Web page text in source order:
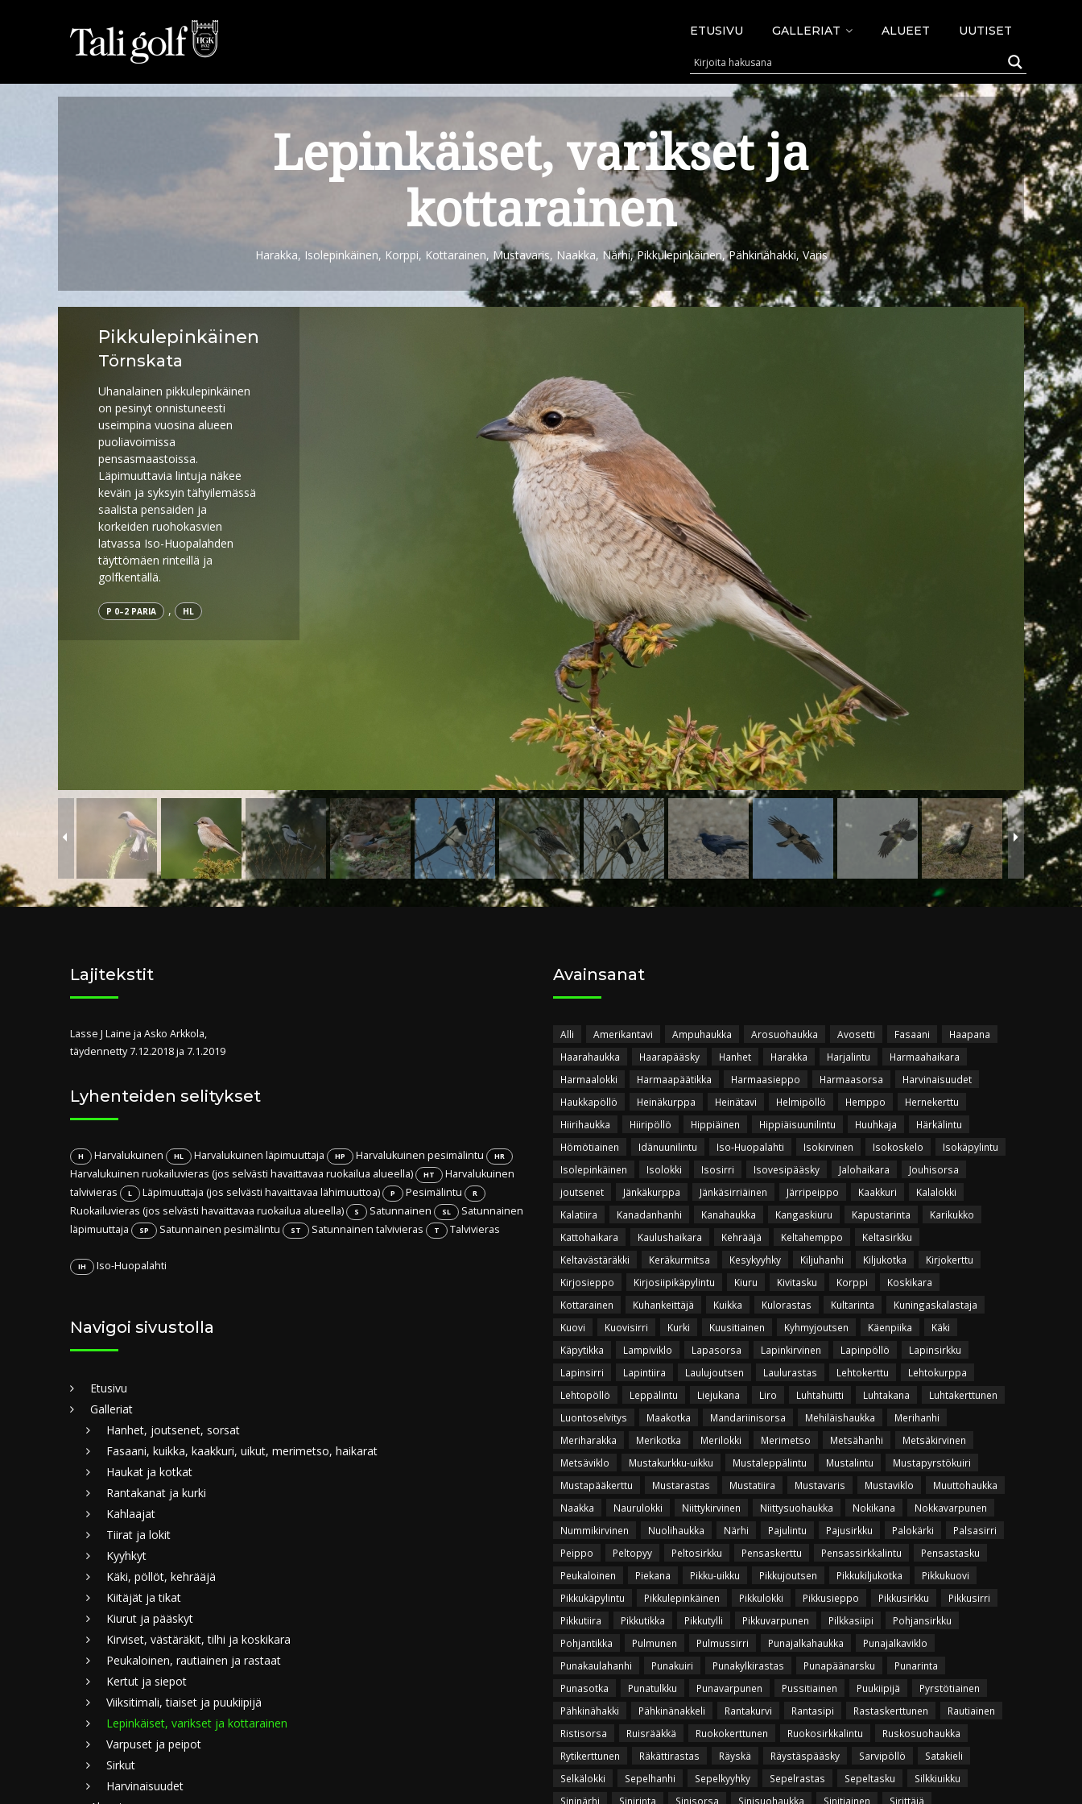
ETUSIVU GALLERIAT ALUEET UUTISET
Lepinkäiset, varikset ja
kottarainen
Harakka, Isolepinkäinen, Korppi, Kottarainen, Mustavaris, Naakka, Närhi, Pikkulepinkäinen, Pähkinähakki, Varis
Pikkulepinkäinen
Törnskata
Uhanalainen pikkulepinkäinen
on pesinyt onnistuneesti
useimpina vuosina alueen
puoliavoimissa
pensasmaastoissa.
Läpimuuttavia lintuja näkee
keväin ja syksyin tähyilemässä
saalista pensaiden ja
korkeiden ruohokasvien
latvassa Iso-Huopalahden
täyttömäen rinteillä ja
golfkentällä.
P 0–2 PARIA , HL
Lajitekstit
Lasse J Laine ja Asko Arkkola,
täydennetty 7.12.2018 ja 7.1.2019
Lyhenteiden selitykset
H Harvalukuinen HL Harvalukuinen läpimuuttaja HP Harvalukuinen pesimälintu HR
Harvalukuinen ruokailuvieras (jos selvästi havaittavaa ruokailua alueella) HT
Harvalukuinen
talvivieras
L Läpimuuttaja (jos selvästi havaittavaa lähimuuttoa) P Pesimälintu R
Ruokailuvieras (jos selvästi havaittavaa ruokailua alueella) S Satunnainen SL
Satunnainen
läpimuuttaja
SP Satunnainen pesimälintu ST Satunnainen talvivieras T Talvivieras
IH Iso-Huopalahti
Navigoi sivustolla
Etusivu
Galleriat
Hanhet, joutsenet, sorsat
Fasaani, kuikka, kaakkuri, uikut, merimetso, haikarat
Haukat ja kotkat
Rantakanat ja kurki
Kahlaajat
Tiirat ja lokit
Kyyhkyt
Käki, pöllöt, kehrääjä
Kiitäjät ja tikat
Kiurut ja pääskyt
Kirviset, västäräkit, tilhi ja koskikara
Peukaloinen, rautiainen ja rastaat
Kertut ja siepot
Viiksitimali, tiaiset ja puukiipijä
Lepinkäiset, varikset ja kottarainen
Varpuset ja peipot
Sirkut
Harvinaisuudet
Avainsanat
Alli Amerikantavi Ampuhaukka Arosuohaukka Avosetti Fasaani
Haapana
Haarahaukka
Haarapääsky Hanhet Harakka Harjalintu
Harmaahaikara
Harmaalokki
Harmaapäätikka Harmaasieppo Harmaasorsa
Harvinaisuudet
Haukkapöllö
Heinäkurppa Heinätavi Helmipöllö Hemppo
Hernekerttu
Hiirihaukka
Hiiripöllö Hippiäinen Hippiäisuunilintu Huuhkaja
Härkälintu
Hömötiainen
Idänuunilintu Iso-Huopalahti Isokirvinen Isokoskelo
Isokäpylintu
Isolepinkäinen
Isolokki Isosirri Isovesipääsky Jalohaikara
Jouhisorsa
joutsenet
Jänkäkurppa Jänkäsirriäinen Järripeippo Kaakkuri
Kalalokki
Kalatiira
Kanadanhanhi Kanahaukka Kangaskiuru Kapustarinta
Karikukko
Kattohaikara
Kaulushaikara Kehrääjä Keltahemppo
Keltasirkku
Keltavästäräkki
Keräkurmitsa Kesykyyhky Kiljuhanhi Kiljukotka
Kirjokerttu
Kirjosieppo
Kirjosiipikäpylintu Kiuru Kivitasku Korppi
Koskikara
Kottarainen
Kuhankeittäjä Kuikka Kulorastas Kultarinta
Kuningaskalastaja
Kuovi
Kuovisirri Kurki Kuusitiainen Kyhmyjoutsen Käenpiika
Käki
Käpytikka
Lampiviklo Lapasorsa Lapinkirvinen Lapinpöllö
Lapinsirkku
Lapinsirri
Lapintiira Laulujoutsen Laulurastas Lehtokerttu
Lehtokurppa
Lehtopöllö
Leppälintu Liejukana Liro Luhtahuitti Luhtakana
Luhtakerttunen
Luontoselvitys
Maakotka Mandariinisorsa Mehiläishaukka
Merihanhi
Meriharakka
Merikotka Merilokki Merimetso Metsähanhi
Metsäkirvinen
Metsäviklo
Mustakurkku-uikku Mustaleppälintu Mustalintu
Mustapyrstökuiri
Mustapääkerttu
Mustarastas Mustatiira Mustavaris Mustaviklo
Muuttohaukka
Naakka
Naurulokki Niittykirvinen Niittysuohaukka Nokikana
Nokkavarpunen
Nummikirvinen
Nuolihaukka Närhi Pajulintu Pajusirkku Palokärki
Palsasirri
Peippo
Peltopyy Peltosirkku Pensaskerttu Pensassirkkalintu
Pensastasku
Peukaloinen
Piekana Pikku-uikku Pikkujoutsen Pikkukiljukotka
Pikkukuovi
Pikkukäpylintu
Pikkulepinkäinen Pikkulokki Pikkusieppo Pikkusirkku
Pikkusirri
Pikkutiira
Pikkutikka Pikkutylli Pikkuvarpunen Pilkkasiipi
Pohjansirkku
Pohjantikka
Pulmunen Pulmussirri Punajalkahaukka
Punajalkaviklo
Punakaulahanhi
Punakuiri Punakylkirastas Punapäänarsku
Punarinta
Punasotka
Punatulkku Punavarpunen Pussitiainen Puukiipijä
Pyrstötiainen
Pähkinähakki
Pähkinänakkeli Rantakurvi Rantasipi Rastaskerttunen
Rautiainen
Ristisorsa
Ruisrääkkä Ruokokerttunen Ruokosirkkalintu
Ruskosuohaukka
Rytikerttunen
Räkättirastas Räyskä Räystäspääsky Sarvipöllö
Satakieli
Selkälokki
Sepelhanhi Sepelkyyhky Sepelrastas Sepeltasku
Silkkiuikku
Sininärhi
Sinirinta Sinisorsa Sinisuohaukka Sinitiainen Sirittäjä